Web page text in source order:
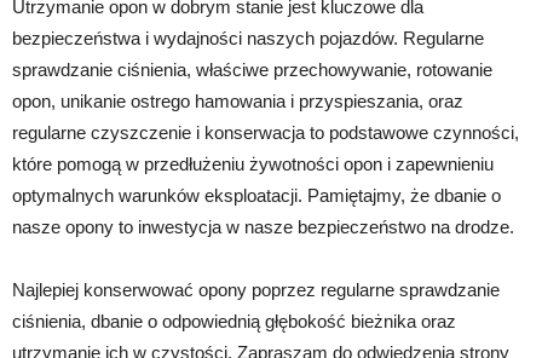
Utrzymanie opon w dobrym stanie jest kluczowe dla
bezpieczeństwa i wydajności naszych pojazdów. Regularne
sprawdzanie ciśnienia, właściwe przechowywanie, rotowanie
opon, unikanie ostrego hamowania i przyspieszania, oraz
regularne czyszczenie i konserwacja to podstawowe czynności,
które pomogą w przedłużeniu żywotności opon i zapewnieniu
optymalnych warunków eksploatacji. Pamiętajmy, że dbanie o
nasze opony to inwestycja w nasze bezpieczeństwo na drodze.
Najlepiej konserwować opony poprzez regularne sprawdzanie
ciśnienia, dbanie o odpowiednią głębokość bieżnika oraz
utrzymanie ich w czystości. Zapraszam do odwiedzenia strony